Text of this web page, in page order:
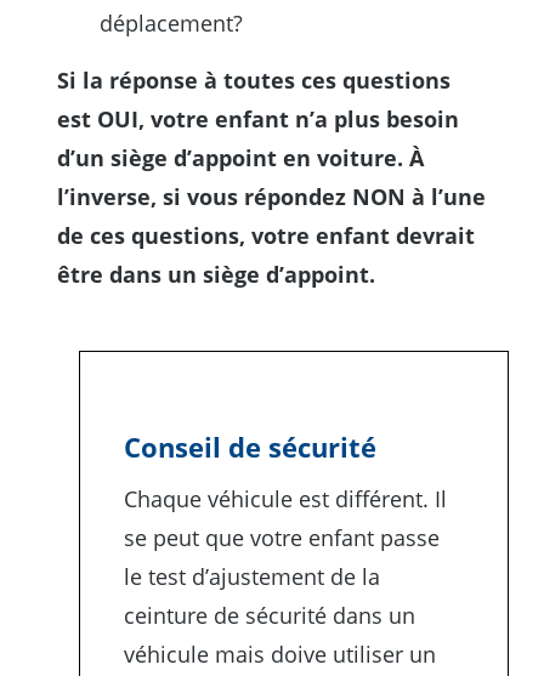
déplacement?
Si la réponse à toutes ces questions
est OUI, votre enfant n’a plus besoin
d’un siège d’appoint en voiture. À
l’inverse, si vous répondez NON à l’une
de ces questions, votre enfant devrait
être dans un siège d’appoint.
Conseil de sécurité
Chaque véhicule est différent. Il
se peut que votre enfant passe
le test d’ajustement de la
ceinture de sécurité dans un
véhicule mais doive utiliser un